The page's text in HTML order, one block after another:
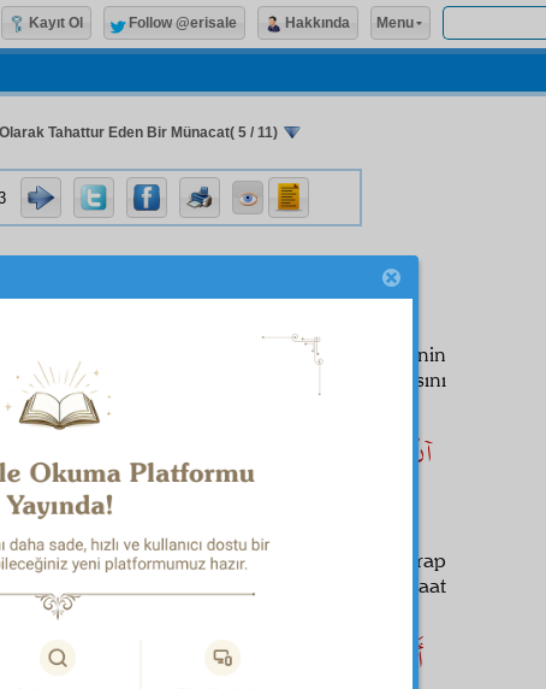
Tahattur Eden Bir Münacat( 5 / 11)
تَا عِنَايَتِ تُو دَسْتَكِيرِ مَنْ شَوَدْ، رَحْمَتِ بِى
merhameten elimi tutsun. Hem, ta Senin
edip bana
olabilsin, kendi kapısını
آنْ كَسْ كِه بَحْرِ بِى نِهَايَتِ رَحْمَتْ يَافْتَ
اِخْتِيَارِى كِه يَكْ قَطْرَه
denizini bulsa, elbette bir
serap
i bırakıp ona müracaat
أَيْوَاهْ! اِينْ زَنْدِكَانِى هَمْ چُو خَابَسْت وِينْ
Kayıt Ol Follow @erisale Hakkında Menu